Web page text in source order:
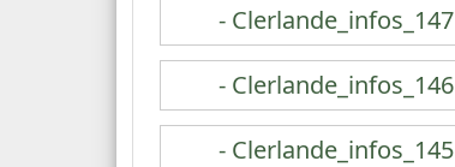
- Clerlande_infos_147
- Clerlande_infos_146
- Clerlande_infos_145